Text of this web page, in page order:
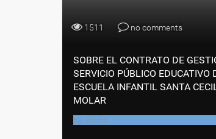
1511 no comments
SOBRE EL CONTRATO DE
SERVICIO PÚBLICO EDUCATIVO
ESCUELA INFANTIL SANTA
MOLAR
by Joche